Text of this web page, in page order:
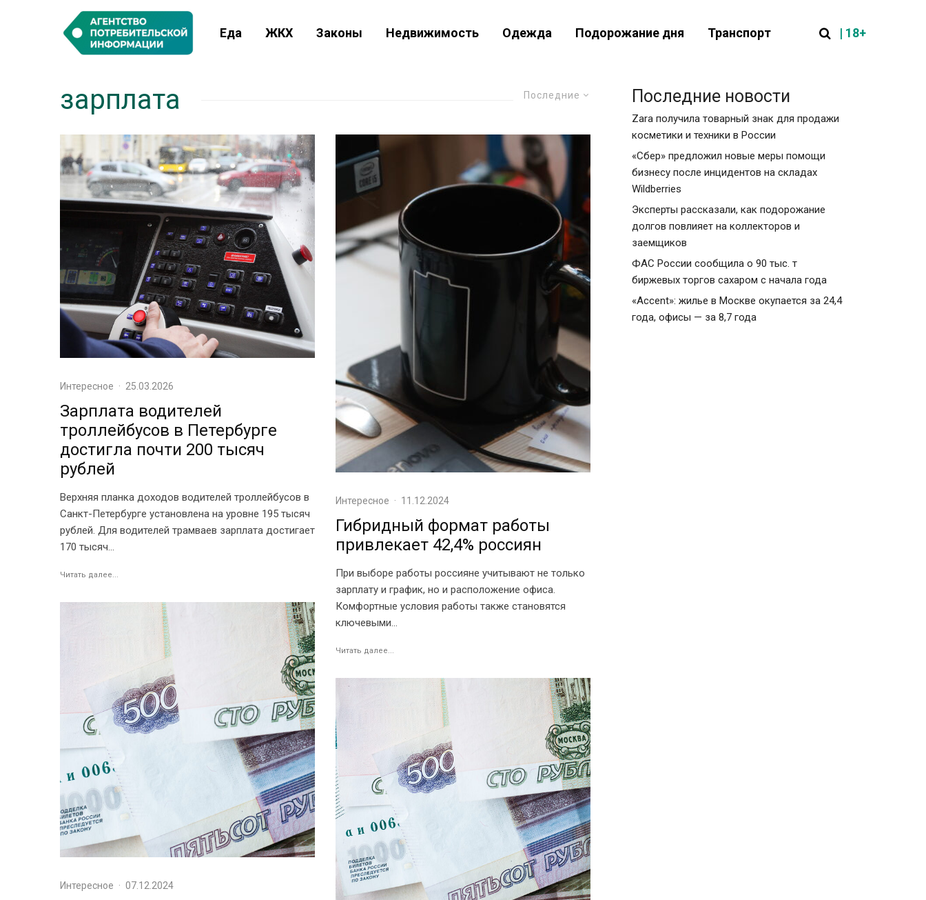
Еда ЖКХ Законы Недвижимость Одежда Подорожание дня Транспорт | 18+
Последние
зарплата
Интересное · 25.03.2026
Зарплата водителей
троллейбусов в Петербурге
достигла почти 200 тысяч
рублей
Верхняя планка доходов водителей троллейбусов в
Санкт-Петербурге установлена на уровне 195 тысяч
рублей. Для водителей трамваев зарплата достигает
170 тысяч...
Читать далее...
Интересное · 07.12.2024
Интересное · 11.12.2024
Гибридный формат работы
привлекает 42,4% россиян
При выборе работы россияне учитывают не только
зарплату и график, но и расположение офиса.
Комфортные условия работы также становятся
ключевыми...
Читать далее...
Последние новости
Zara получила товарный знак для продажи
косметики и техники в России
«Сбер» предложил новые меры помощи
бизнесу после инцидентов на складах
Wildberries
Эксперты рассказали, как подорожание
долгов повлияет на коллекторов и
заемщиков
ФАС России сообщила о 90 тыс. т
биржевых торгов сахаром с начала года
«Accent»: жилье в Москве окупается за 24,4
года, офисы — за 8,7 года